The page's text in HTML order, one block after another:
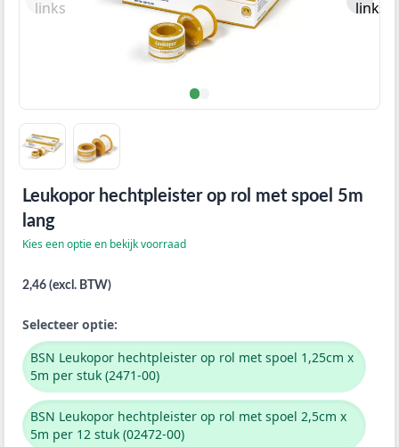
Leukopor hechtpleister op rol met spoel 5m
lang
Kies een optie en bekijk voorraad
2,46 (excl. BTW)
Selecteer optie:
BSN Leukopor hechtpleister op rol met spoel 1,25cm x
5m per stuk (2471-00)
BSN Leukopor hechtpleister op rol met spoel 2,5cm x
5m per 12 stuk (02472-00)